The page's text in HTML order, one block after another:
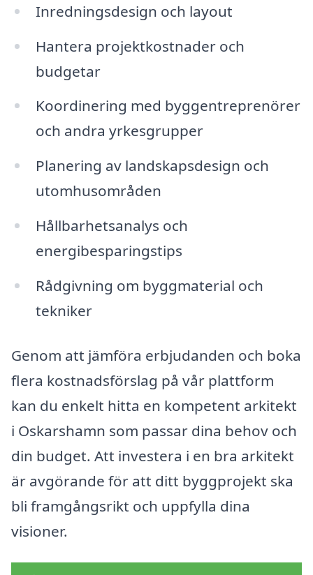
Inredningsdesign och layout
Hantera projektkostnader och
budgetar
Koordinering med byggentreprenörer
och andra yrkesgrupper
Planering av landskapsdesign och
utomhusområden
Hållbarhetsanalys och
energibesparingstips
Rådgivning om byggmaterial och
tekniker
Genom att jämföra erbjudanden och boka
flera kostnadsförslag på vår plattform
kan du enkelt hitta en kompetent arkitekt
i Oskarshamn som passar dina behov och
din budget. Att investera i en bra arkitekt
är avgörande för att ditt byggprojekt ska
bli framgångsrikt och uppfylla dina
visioner.